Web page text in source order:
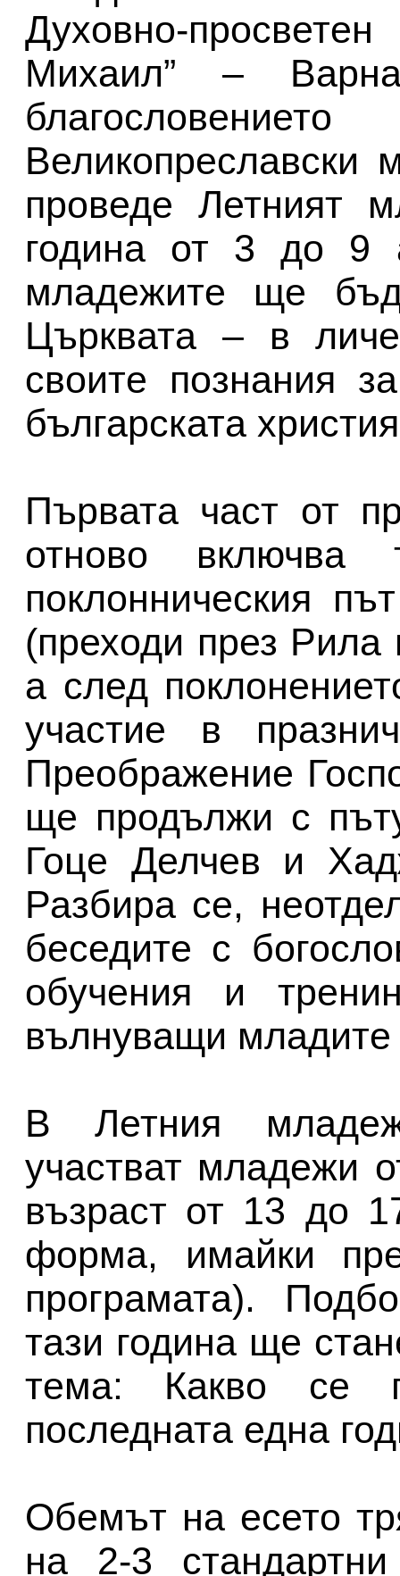
Духовно-
Михаил” –
проведе Летният
година от 3 до 9
младежите ще
Църквата – в
своите познания
българската
Първата част от
отново включва
поклонническия
(преходи през
а след
участие в
Преображение
ще продължи с
Гоце Делчев и
Разбира се,
беседите с
обучения и
вълнуващи младите
В Летния
участват младежи
възраст от 13 до
форма, имайки
програмата).
тази година ще
тема: Какво се
последната една
Обемът на есето
на 2-3